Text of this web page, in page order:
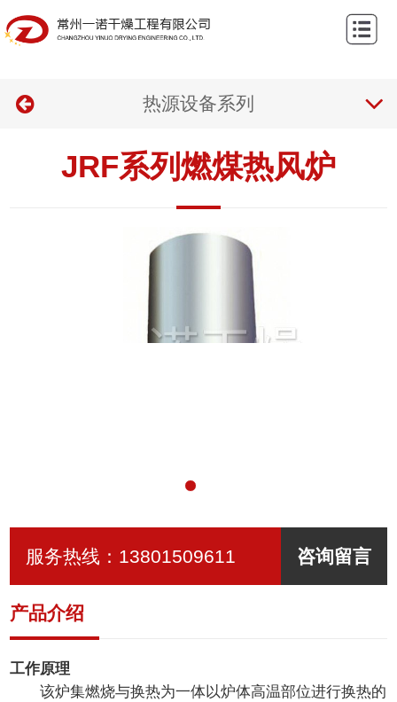
网
热源设备系列
JRF系列燃煤热风炉
服务热线： 13801509611 咨询留言
产品介绍
工作原理
该炉集燃烧与换热为一体以炉体高温部位进行换热的